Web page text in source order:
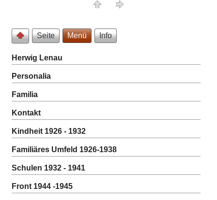
Seite Menü Info
Herwig Lenau
Personalia
Familia
Kontakt
Kindheit 1926 - 1932
Familiäres Umfeld 1926-1938
Schulen 1932 - 1941
Front 1944 -1945